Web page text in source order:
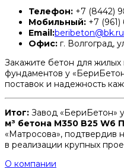
Телефон: +7 (8442)
Мобильный: +7
Email:beribeton@bk.ru
Офис: г. Волгоград,
Закажите бетон для
фундаментов у
поставок и надежность
Итог: Завод «БериБетон»
м³ бетона М350 B25 W6
«Матросова», подтвердив
в реализации крупных
О компании